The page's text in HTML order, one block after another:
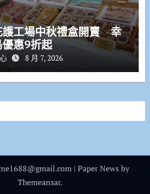
護工場中秋禮盒開賣 幸
惠9折起
8 月 7, 2026
| Paper News by
Themeansar.